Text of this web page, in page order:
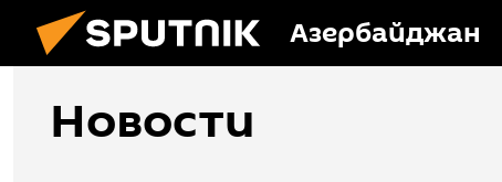
Азербайджан
Новости